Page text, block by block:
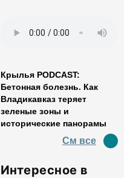
Крылья PODCAST:
Бетонная болезнь. Как
Владикавказ теряет
зеленые зоны и
исторические панорамы
См все
Интересное в